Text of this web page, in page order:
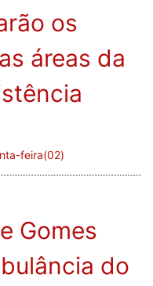
os
áreas da
feira(02)
Gomes
do